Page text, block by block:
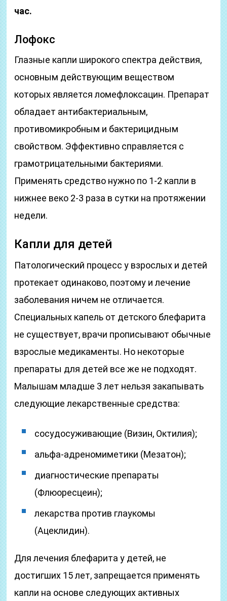
час.
Лофокс
Глазные капли широкого спектра действия,
основным действующим веществом
которых является ломефлоксацин. Препарат
обладает антибактериальным,
противомикробным и бактерицидным
свойством. Эффективно справляется с
грамотрицательными бактериями.
Применять средство нужно по 1-2 капли в
нижнее веко 2-3 раза в сутки на протяжении
недели.
Капли для детей
Патологический процесс у взрослых и детей
протекает одинаково, поэтому и лечение
заболевания ничем не отличается.
Специальных капель от детского блефарита
не существует, врачи прописывают обычные
взрослые медикаменты. Но некоторые
препараты для детей все же не подходят.
Малышам младше 3 лет нельзя закапывать
следующие лекарственные средства:
сосудосуживающие (Визин, Октилия);
альфа-адреномиметики (Мезатон);
диагностические препараты
(Флюоресцеин);
лекарства против глаукомы
(Ацеклидин).
Для лечения блефарита у детей, не
достигших 15 лет, запрещается применять
капли на основе следующих активных